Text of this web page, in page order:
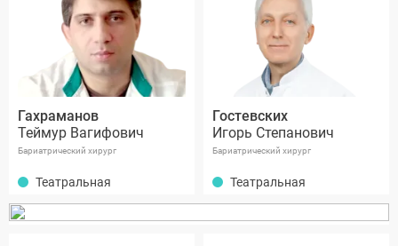
Гахраманов
Теймур Вагифович
Бариатрический хирург
Театральная
Гостевских
Игорь Степанович
Бариатрический хирург
Театральная